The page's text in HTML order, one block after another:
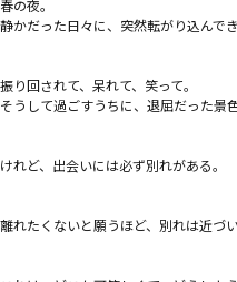
春の夜。
静かだった日々に、突然転がり込んでき
振り回されて、呆れて、笑って。
そうして過ごすうちに、退屈だった景
けれど、出会いには必ず別れがある。
離れたくないと願うほど、別れは近づい